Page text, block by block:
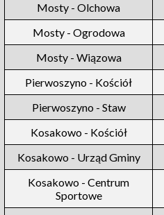
Mosty - Olchowa
Mosty - Ogrodowa
Mosty - Wiązowa
Pierwoszyno - Kościół
Pierwoszyno - Staw
Kosakowo - Kościół
Kosakowo - Urząd Gminy
Kosakowo - Centrum
Sportowe